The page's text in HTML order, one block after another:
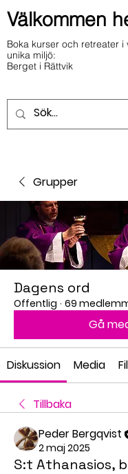
Välkommen
Boka kurser och retreater i
unika miljö:
Berget i Rättvik
Grupper
Dagens ord
Offentlig · 69
Gå
Diskussion Media
Tillbaka
Peder Bergqvist
2 maj 2025
S:t Athanasios,